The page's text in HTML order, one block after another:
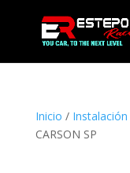
Inicio / Instalación
CARSON SP